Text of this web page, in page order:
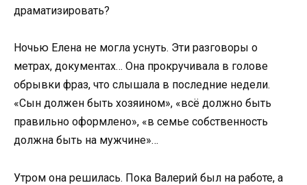
драматизировать?
Ночью Елена не могла уснуть. Эти разговоры о
метрах, документах… Она прокручивала в голове
обрывки фраз, что слышала в последние недели.
«Сын должен быть хозяином», «всё должно быть
правильно оформлено», «в семье собственность
должна быть на мужчине»…
Утром она решилась. Пока Валерий был на работе, а